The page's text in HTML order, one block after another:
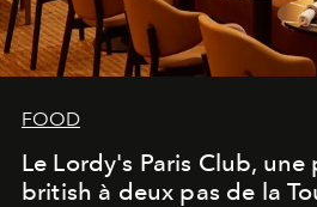
FOOD
Le Lordy's Paris Club, une
british à deux pas de la